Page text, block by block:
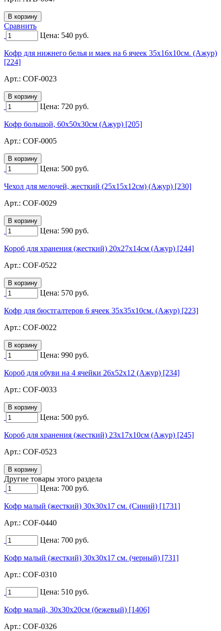
Сравнить
Цена: 540 руб.
Кофр для нижнего белья и маек на 6 ячеек 35х16х10см. (Ажур)
[224]
Арт.: COF-0023
Цена: 720 руб.
Кофр большой, 60х50х30см (Ажур) [205]
Арт.: COF-0005
Цена: 500 руб.
Чехол для мелочей, жесткий (25х15х12см) (Ажур) [230]
Арт.: COF-0029
Цена: 590 руб.
Короб для хранения (жесткий) 20х27х14см (Ажур) [244]
Арт.: COF-0522
Цена: 570 руб.
Кофр для бюстгалтеров 6 ячеек 35х35х10см. (Ажур) [223]
Арт.: COF-0022
Цена: 990 руб.
Короб для обуви на 4 ячейки 26х52х12 (Ажур) [234]
Арт.: COF-0033
Цена: 500 руб.
Короб для хранения (жесткий) 23х17х10см (Ажур) [245]
Арт.: COF-0523
Другие товары этого раздела
Цена: 700 руб.
Кофр малый (жесткий) 30х30х17 см. (Синий) [1731]
Арт.: COF-0440
Цена: 700 руб.
Кофр малый (жесткий) 30х30х17 см. (черный) [731]
Арт.: COF-0310
Цена: 510 руб.
Кофр малый, 30х30х20см (бежевый) [1406]
Арт.: COF-0326